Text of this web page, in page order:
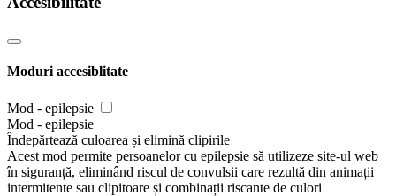
Moduri accesiblitate
Mod - epilepsie
Mod - epilepsie
Îndepărtează culoarea și elimină clipirile
Acest mod permite persoanelor cu epilepsie să utilizeze site-ul web
în siguranță, eliminând riscul de convulsii care rezultă din animații
intermitente sau clipitoare și combinații riscante de culori